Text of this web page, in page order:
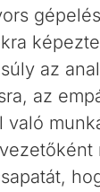
az
az
való